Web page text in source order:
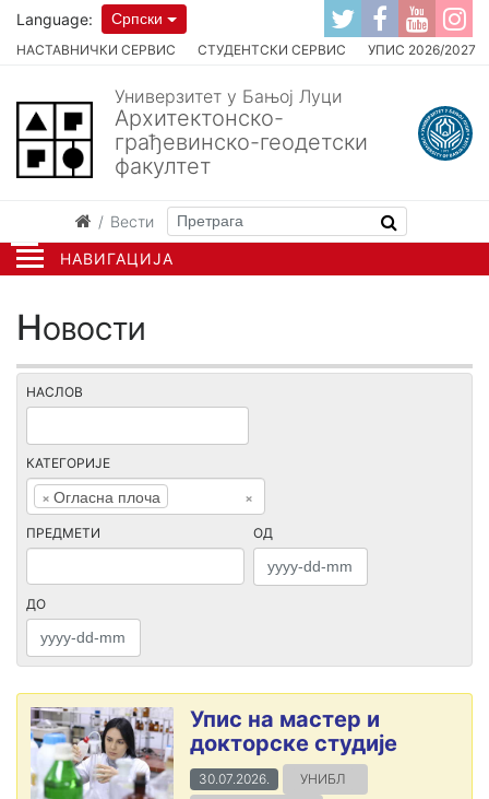
НАВИГАЦИЈА
НАСТАВНИЧКИ СЕРВИС СТУДЕНТСКИ СЕРВИС УПИС 2026/2027
Language: Српски
Универзитет у Бањој Луци
Архитектонско-
грађевинско-геодетски
факултет
Вести
Новости
НАСЛОВ
КАТЕГОРИЈЕ
×
× Огласна плоча
ПРЕДМЕТИ ОД
ДО
Упис на мастер и
докторске студије
30.07.2026.
УНИБЛ